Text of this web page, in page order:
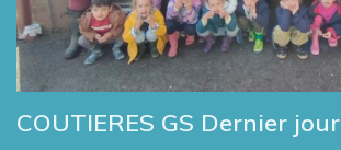
COUTIERES GS Dernier jour